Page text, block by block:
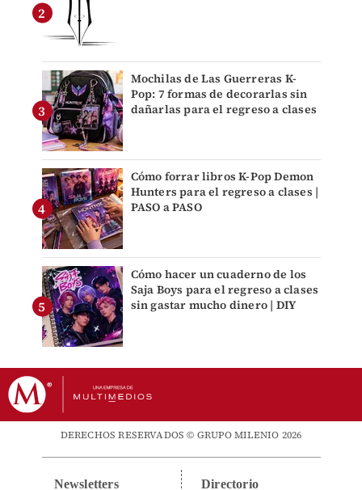
Mochilas de Las Guerreras K-
Pop: 7 formas de decorarlas sin
dañarlas para el regreso a clases
Cómo forrar libros K-Pop Demon
Hunters para el regreso a clases |
PASO a PASO
Cómo hacer un cuaderno de los
Saja Boys para el regreso a clases
sin gastar mucho dinero | DIY
DERECHOS RESERVADOS © GRUPO MILENIO 2026
Newsletters Directorio